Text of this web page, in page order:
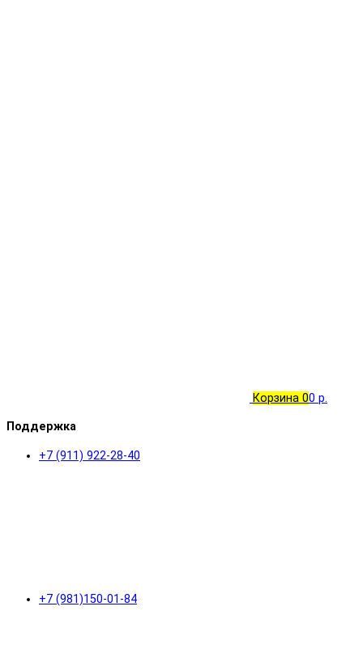
Корзина 00 р.
Поддержка
+7 (911) 922-28-40
+7 (981)150-01-84